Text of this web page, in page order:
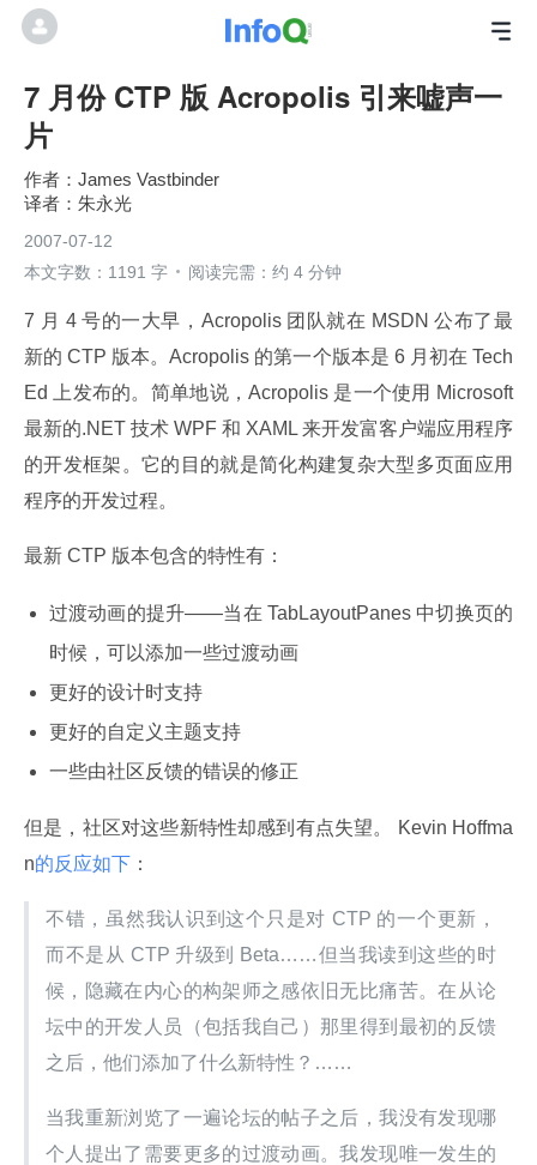
7 月份 CTP 版 Acropolis 引来嘘声一
片
James Vastbinder
朱永光
2007-07-12
本文字数：1191 字
阅读完需：约 4 分钟
7 月 4 号的一大早，Acropolis 团队就在 MSDN 公布了最
新的 CTP 版本。Acropolis 的第一个版本是 6 月初在 Tech
Ed 上发布的。简单地说，Acropolis 是一个使用 Microsoft
最新的.NET 技术 WPF 和 XAML 来开发富客户端应用程序
的开发框架。它的目的就是简化构建复杂大型多页面应用
程序的开发过程。
最新 CTP 版本包含的特性有：
过渡动画的提升——当在 TabLayoutPanes 中切换页的
时候，可以添加一些过渡动画
更好的设计时支持
更好的自定义主题支持
一些由社区反馈的错误的修正
但是，社区对这些新特性却感到有点失望。 Kevin Hoffma
n的反应如下 ：
不错，虽然我认识到这个只是对 CTP 的一个更新，
而不是从 CTP 升级到 Beta……但当我读到这些的时
候，隐藏在内心的构架师之感依旧无比痛苦。在从论
坛中的开发人员（包括我自己）那里得到最初的反馈
之后，他们添加了什么新特性？……
当我重新浏览了一遍论坛的帖子之后，我没有发现哪
个人提出了需要更多的过渡动画。我发现唯一发生的